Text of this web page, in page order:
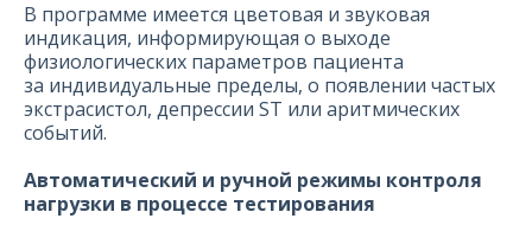
В программе имеется цветовая и звуковая
индикация, информирующая о выходе
физиологических параметров пациента
за индивидуальные пределы, о появлении частых
экстрасистол, депрессии ST или аритмических
событий.
Автоматический и ручной режимы контроля
нагрузки в процессе тестирования